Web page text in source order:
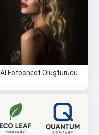
AI Fotoshoot Oluşturucu